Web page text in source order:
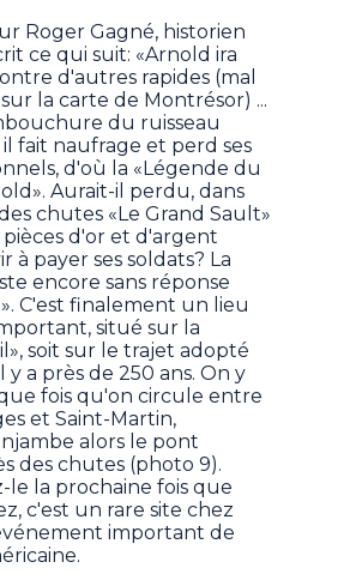
Roger Gagné, historien
ce qui suit: «Arnold ira
d'autres rapides (mal
la carte de Montrésor) ...
du ruisseau
fait naufrage et perd ses
d'où la «Légende du
Aurait-il perdu, dans
chutes «Le Grand Sault»
pièces d'or et d'argent
à payer ses soldats? La
encore sans réponse
C'est finalement un lieu
situé sur la
soit sur le trajet adopté
y a près de 250 ans. On y
fois qu'on circule entre
et Saint-Martin,
alors le pont
des chutes (photo 9).
le la prochaine fois que
c'est un rare site chez
important de